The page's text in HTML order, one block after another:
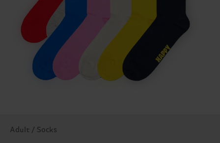
Adult / Socks